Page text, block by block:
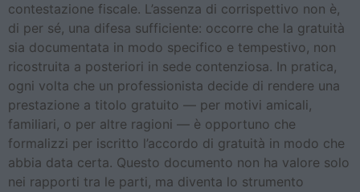
contestazione fiscale. L’assenza di corrispettivo non è,
di per sé, una difesa sufficiente: occorre che la gratuità
sia documentata in modo specifico e tempestivo, non
ricostruita a posteriori in sede contenziosa. In pratica,
ogni volta che un professionista decide di rendere una
prestazione a titolo gratuito — per motivi amicali,
familiari, o per altre ragioni — è opportuno che
formalizzi per iscritto l’accordo di gratuità in modo che
abbia data certa. Questo documento non ha valore solo
nei rapporti tra le parti, ma diventa lo strumento